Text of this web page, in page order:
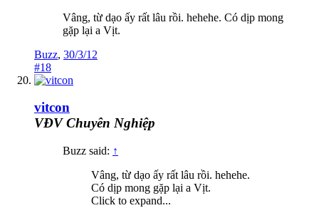
Vâng, từ dạo ấy rất lâu rồi. hehehe. Có dịp mong
gặp lại a Vịt.
Buzz, 30/3/12
#18
vitcon
VĐV Chuyên Nghiệp
Buzz said: ↑
Vâng, từ dạo ấy rất lâu rồi. hehehe.
Có dịp mong gặp lại a Vịt.
Click to expand...